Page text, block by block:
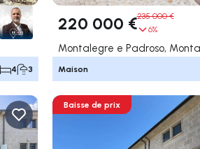
4 3
220 000 €235 000 €
6%
Montalegre e Padroso,
Maison
Baisse de prix